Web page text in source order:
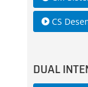
CS
DUAL